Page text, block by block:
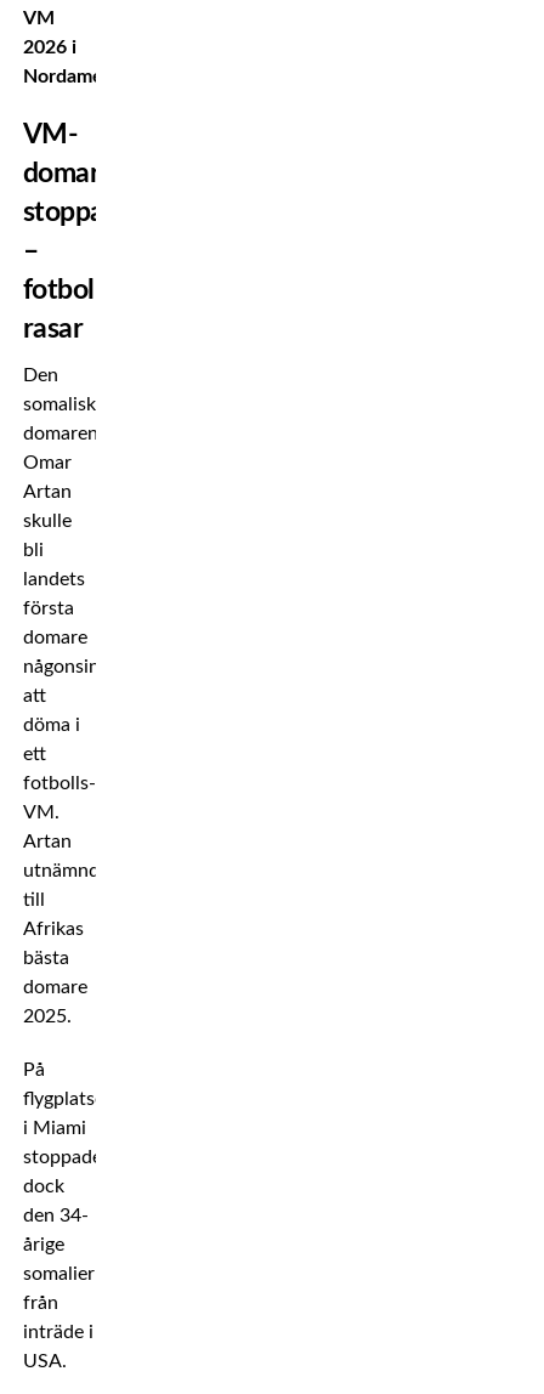
VM
2026 i
Nordamerika.
VM-
domare
stoppad
–
fotbollsvärlden
rasar
Den
somaliska
domaren
Omar
Artan
skulle
bli
landets
första
domare
någonsin
att
döma i
ett
fotbolls-
VM.
Artan
utnämndes
till
Afrikas
bästa
domare
2025.
På
flygplatsen
i Miami
stoppades
dock
den 34-
årige
somaliern
från
inträde i
USA.